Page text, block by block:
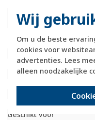
Wij
Om u de beste
cookies voor
advertenties. Lees
alleen noodzakelijke
Montagerichting
(vergelijkbaar)
Slagvastheid
Beschermingsgraad (IP)
Geschikt voor vloerpot
Transparant
Uitvoering oppervlakte
Geschikt voor wandgoot
Geschikt voor